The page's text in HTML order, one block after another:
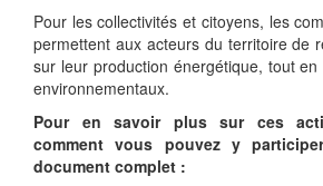
Pour les collectivités et citoyens, les
permettent aux acteurs du territoire de
sur leur production énergétique, tout
environnementaux.
Pour en savoir plus sur ces
comment vous pouvez y
document complet :